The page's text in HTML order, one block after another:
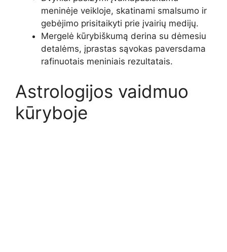
meninėje veikloje, skatinami smalsumo ir
gebėjimo prisitaikyti prie įvairių medijų.
Mergelė kūrybiškumą derina su dėmesiu
detalėms, įprastas sąvokas paversdama
rafinuotais meniniais rezultatais.
Astrologijos vaidmuo
kūryboje